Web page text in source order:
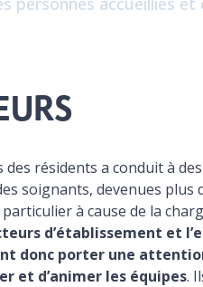
des résidents a conduit à
soignants, devenues plus
à cause de la
d’établissement et
donc porter une
et d’animer les équipes.